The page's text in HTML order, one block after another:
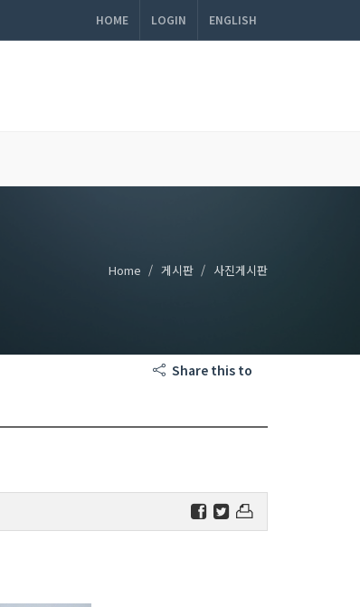
HOME LOGIN ENGLISH
Home 게시판 사진게시판
Share this to